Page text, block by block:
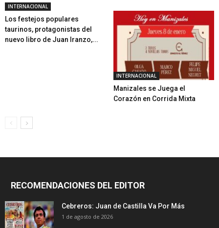
INTERNACIONAL
Los festejos populares
taurinos, protagonistas del
nuevo libro de Juan Iranzo,...
INTERNACIONAL
Manizales se Juega el
Corazón en Corrida Mixta
RECOMENDACIONES DEL EDITOR
Cebreros: Juan de Castilla Va Por Más
1 de agosto de 2026